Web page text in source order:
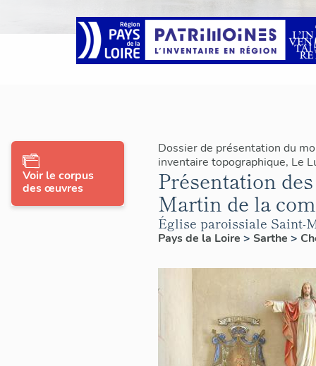
Dossier de présentation du
inventaire topographique, Le
Présentation
Martin de la
Église paroissiale Saint-
Pays de la Loire > Sarthe >
Voir le corpus
des œuvres